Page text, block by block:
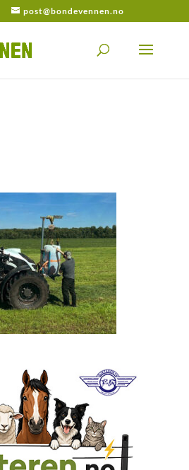
post@bondevennen.no